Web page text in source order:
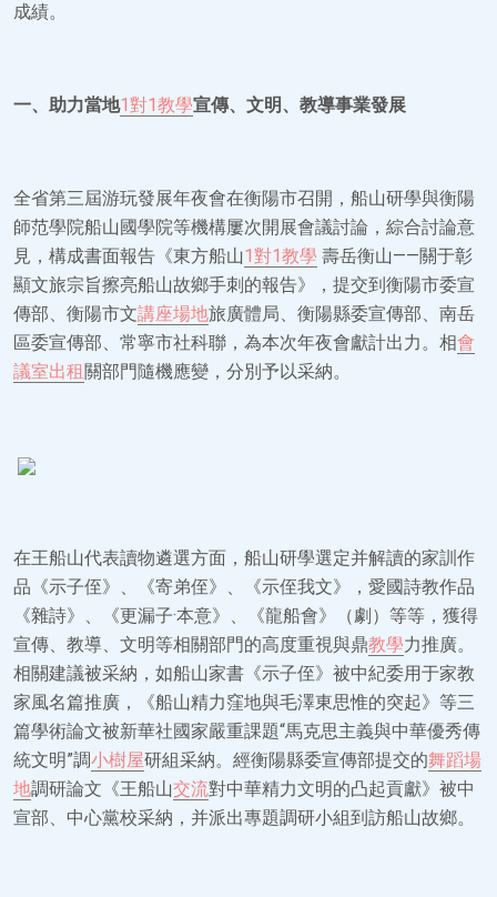
成績。
一、助力當地1對1教學宣傳、文明、教導事業發展
全省第三屆游玩發展年夜會在衡陽市召開，船山研學與衡陽
師范學院船山國學院等機構屢次開展會議討論，綜合討論意
見，構成書面報告《東方船山1對1教學 壽岳衡山——關于彰
顯文旅宗旨擦亮船山故鄉手刺的報告》，提交到衡陽市委宣
傳部、衡陽市文講座場地旅廣體局、衡陽縣委宣傳部、南岳
區委宣傳部、常寧市社科聯，為本次年夜會獻計出力。相會
議室出租關部門隨機應變，分別予以采納。
在王船山代表讀物遴選方面，船山研學選定并解讀的家訓作
品《示子侄》、《寄弟侄》、《示侄我文》，愛國詩教作品
《雜詩》、《更漏子·本意》、《龍船會》（劇）等等，獲得
宣傳、教導、文明等相關部門的高度重視與鼎教學力推廣。
相關建議被采納，如船山家書《示子侄》被中紀委用于家教
家風名篇推廣，《船山精力窪地與毛澤東思惟的突起》等三
篇學術論文被新華社國家嚴重課題“馬克思主義與中華優秀傳
統文明”調小樹屋研組采納。經衡陽縣委宣傳部提交的舞蹈場
地調研論文《王船山交流對中華精力文明的凸起貢獻》被中
宣部、中心黨校采納，并派出專題調研小組到訪船山故鄉。